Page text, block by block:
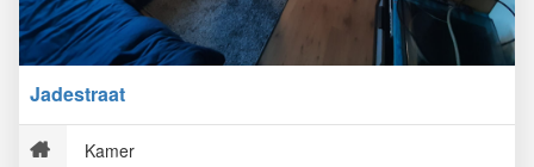
Jadestraat
Kamer